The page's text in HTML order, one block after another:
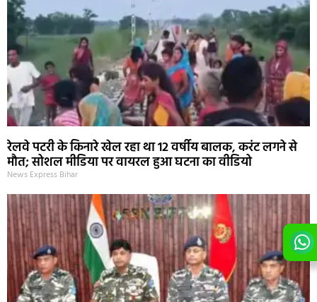
रेलवे पटरी के किनारे खेल रहा था 12 वर्षीय बालक, करंट लगने से
मौत; सोशल मीडिया पर वायरल हुआ घटना का वीडियो
News Express Bihar